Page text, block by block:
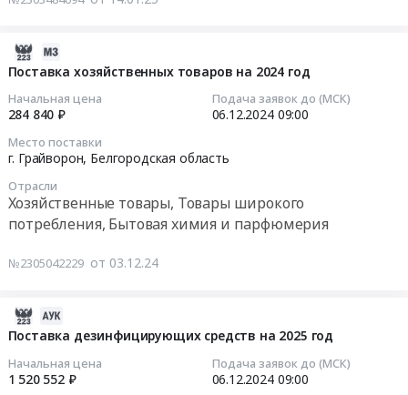
Поставка хозяйственных товаров на 2024 год
Начальная цена
284 840 ₽
Подача заявок до (МСК)
06.12.2024 09:00
Место поставки
г. Грайворон, Белгородская область
Отрасли
Хозяйственные товары, Товары широкого
потребления, Бытовая химия и парфюмерия
№2305042229 от 03.12.24
Поставка дезинфицирующих средств на 2025 год
Начальная цена
1 520 552 ₽
Подача заявок до (МСК)
06.12.2024 09:00